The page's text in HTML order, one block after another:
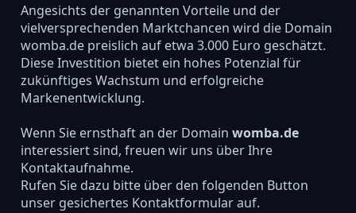
Angesichts der genannten Vorteile und der
vielversprechenden Marktchancen wird die Domain
womba.de preislich auf etwa 3.000 Euro geschätzt.
Diese Investition bietet ein hohes Potenzial für
zukünftiges Wachstum und erfolgreiche
Markenentwicklung.
Wenn Sie ernsthaft an der Domain womba.de
interessiert sind, freuen wir uns über Ihre
Kontaktaufnahme.
Rufen Sie dazu bitte über den folgenden Button
unser gesichertes Kontaktformular auf.